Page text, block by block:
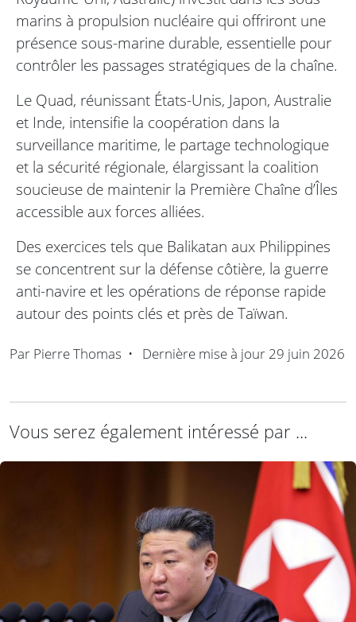
marins à propulsion nucléaire qui offriront une
présence sous-marine durable, essentielle pour
contrôler les passages stratégiques de la chaîne.
Le Quad, réunissant États-Unis, Japon, Australie
et Inde, intensifie la coopération dans la
surveillance maritime, le partage technologique
et la sécurité régionale, élargissant la coalition
soucieuse de maintenir la Première Chaîne d’Îles
accessible aux forces alliées.
Des exercices tels que Balikatan aux Philippines
se concentrent sur la défense côtière, la guerre
anti-navire et les opérations de réponse rapide
autour des points clés et près de Taïwan.
Par Pierre Thomas • Dernière mise à jour 29 juin 2026
Vous serez également intéressé par ...